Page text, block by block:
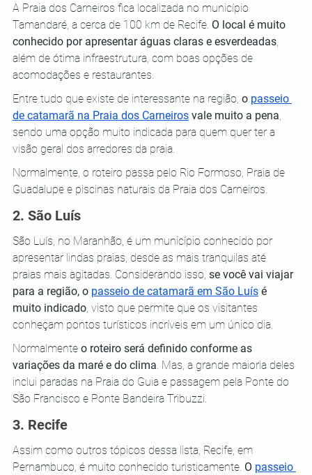
A Praia dos Carneiros fica localizada no município
Tamandaré, a cerca de 100 km de Recife. O local é muito
conhecido por apresentar águas claras e esverdeadas,
além de ótima infraestrutura, com boas opções de
acomodações e restaurantes.
Entre tudo que existe de interessante na região, o passeio
de catamarã na Praia dos Carneiros vale muito a pena,
sendo uma opção muito indicada para quem quer ter a
visão geral dos arredores da praia.
Normalmente, o roteiro passa pelo Rio Formoso, Praia de
Guadalupe e piscinas naturais da Praia dos Carneiros.
2. São Luís
São Luís, no Maranhão, é um município conhecido por
apresentar lindas praias, desde as mais tranquilas até
praias mais agitadas. Considerando isso, se você vai viajar
para a região, o passeio de catamarã em São Luís é
muito indicado, visto que permite que os visitantes
conheçam pontos turísticos incríveis em um único dia.
Normalmente o roteiro será definido conforme as
variações da maré e do clima. Mas, a grande maioria deles
inclui paradas na Praia do Guia e passagem pela Ponte do
São Francisco e Ponte Bandeira Tribuzzi.
3. Recife
Assim como outros tópicos dessa lista, Recife, em
Pernambuco, é muito conhecido turisticamente. O passeio